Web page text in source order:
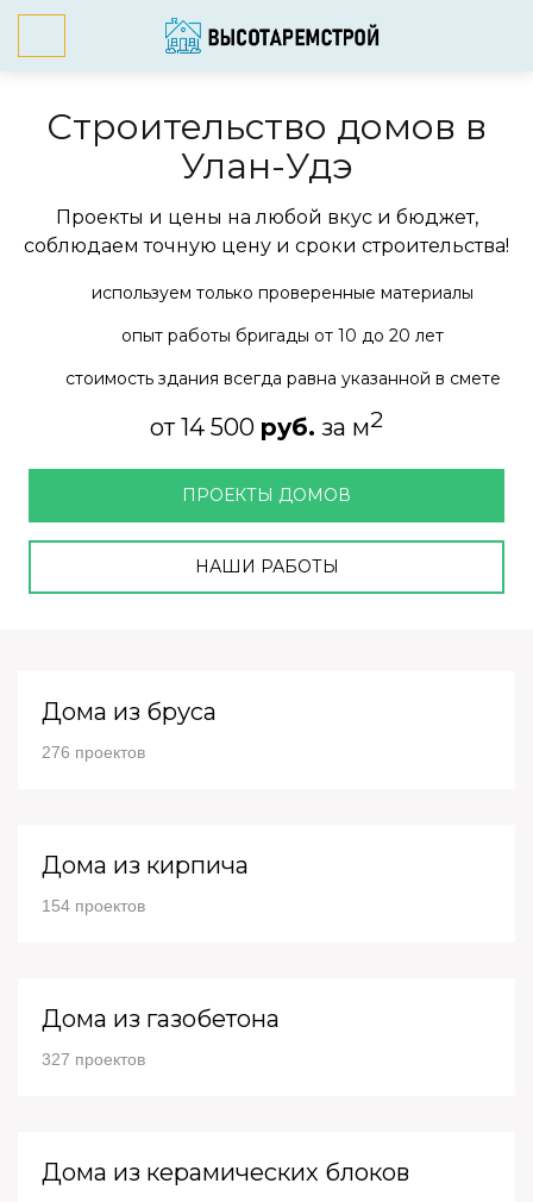
Строительство домов в
Улан-Удэ
Проекты и цены на любой вкус и бюджет,
соблюдаем точную цену и сроки строительства!
используем только проверенные материалы
опыт работы бригады от 10 до 20 лет
стоимость здания всегда равна указанной в смете
от 14 500 руб. за м2
ПРОЕКТЫ ДОМОВ
НАШИ РАБОТЫ
Дома из бруса
276 проектов
Дома из кирпича
154 проектов
Дома из газобетона
327 проектов
Дома из керамических блоков